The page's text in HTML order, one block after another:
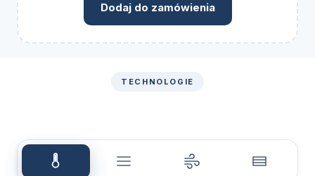
Dodaj do zamówienia
TECHNOLOGIE